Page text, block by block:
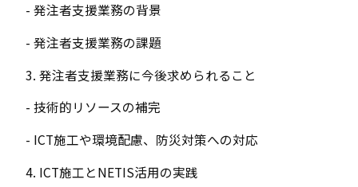
- 発注者支援業務の背景
- 発注者支援業務の課題
3. 発注者支援業務に今後求められること
- 技術的リソースの補完
- ICT施工や環境配慮、防災対策への対応
4. ICT施工とNETIS活用の実践